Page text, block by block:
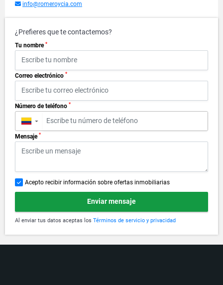
info@romeroycia.com
¿Prefieres que te contactemos?
Tu nombre *
Correo electrónico *
Número de teléfono *
▼
Mensaje *
Acepto recibir información sobre ofertas inmobiliarias
Enviar mensaje
Al enviar tus datos aceptas los Términos de servicio y privacidad